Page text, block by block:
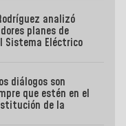
analizó
planes de
Sistema Eléctrico
diálogos son
que estén en el
de la